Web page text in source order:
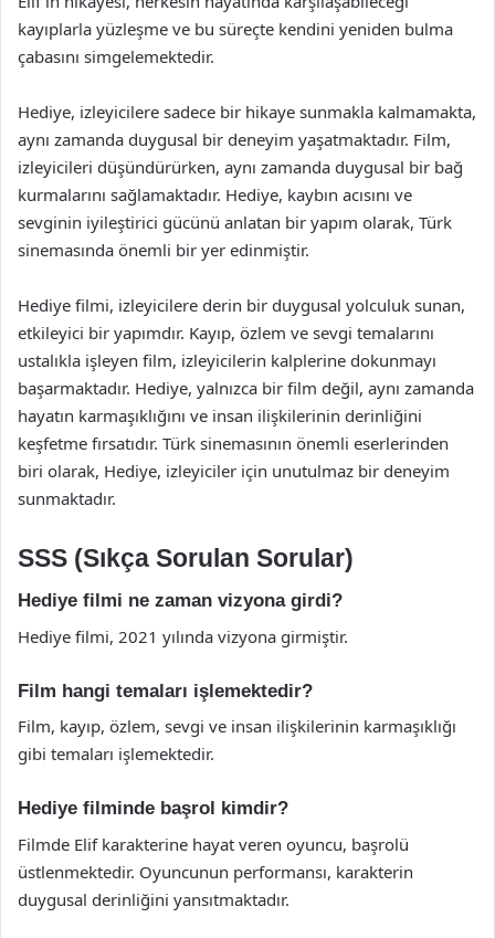
kayıplarla yüzleşme ve bu süreçte kendini yeniden bulma
çabasını simgelemektedir.
Hediye, izleyicilere sadece bir hikaye sunmakla kalmamakta,
aynı zamanda duygusal bir deneyim yaşatmaktadır. Film,
izleyicileri düşündürürken, aynı zamanda duygusal bir bağ
kurmalarını sağlamaktadır. Hediye, kaybın acısını ve
sevginin iyileştirici gücünü anlatan bir yapım olarak, Türk
sinemasında önemli bir yer edinmiştir.
Hediye filmi, izleyicilere derin bir duygusal yolculuk sunan,
etkileyici bir yapımdır. Kayıp, özlem ve sevgi temalarını
ustalıkla işleyen film, izleyicilerin kalplerine dokunmayı
başarmaktadır. Hediye, yalnızca bir film değil, aynı zamanda
hayatın karmaşıklığını ve insan ilişkilerinin derinliğini
keşfetme fırsatıdır. Türk sinemasının önemli eserlerinden
biri olarak, Hediye, izleyiciler için unutulmaz bir deneyim
sunmaktadır.
SSS (Sıkça Sorulan Sorular)
Hediye filmi ne zaman vizyona girdi?
Hediye filmi, 2021 yılında vizyona girmiştir.
Film hangi temaları işlemektedir?
Film, kayıp, özlem, sevgi ve insan ilişkilerinin karmaşıklığı
gibi temaları işlemektedir.
Hediye filminde başrol kimdir?
Filmde Elif karakterine hayat veren oyuncu, başrolü
üstlenmektedir. Oyuncunun performansı, karakterin
duygusal derinliğini yansıtmaktadır.